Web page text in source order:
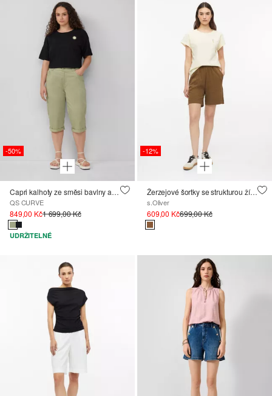
-50%
Capri kalhoty ze směsi bavlny a elastanu
QS CURVE
849,00 Kč1 699,00 Kč
UDRŽITELNÉ
-12%
Žerzejové šortky se strukturou žíhané příze
s.Oliver
609,00 Kč699,00 Kč